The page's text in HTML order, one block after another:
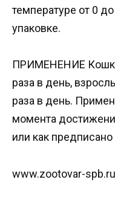
температуре от 0
упаковке.
ПРИМЕНЕНИЕ
раза в день,
раза в день.
момента
или как
www.zootovar-spb.ru